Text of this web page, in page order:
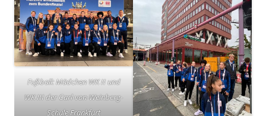
Fußball: Mädchen WK II und
WK III der Carl-von-Weinberg-
Schule Frankfurt